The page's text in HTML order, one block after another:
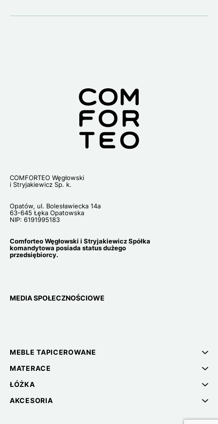
COMFORTEO Węgłowski
i Stryjakiewicz Sp. k.
Opatów, ul. Bolesławiecka 14a
63-645 Łęka Opatowska
NIP: 6191995183
Comforteo Węgłowski i Stryjakiewicz Spółka
komandytowa posiada status dużego
przedsiębiorcy.
MEDIA SPOŁECZNOŚCIOWE
MEBLE TAPICEROWANE
MATERACE
ŁÓŻKA
AKCESORIA